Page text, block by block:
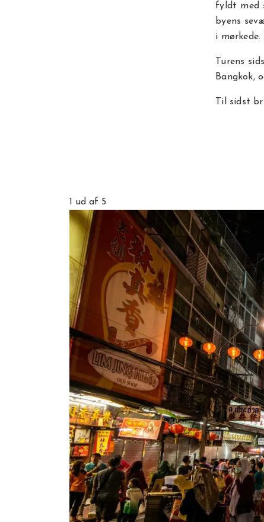
fyldt med
byens
i mørkede.
Turens
Bangkok,
Til sidst
1 ud af 5